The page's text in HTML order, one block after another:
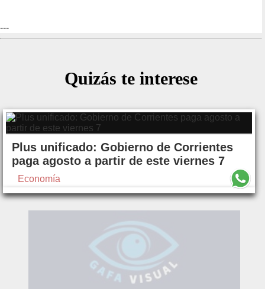
---
Quizás te interese
Plus unificado: Gobierno de Corrientes
paga agosto a partir de este viernes 7
Economía